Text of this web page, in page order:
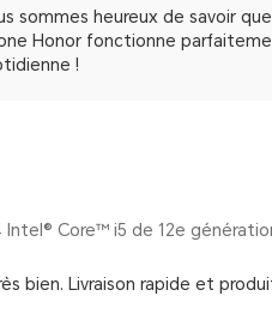
sommes heureux de savoir
Honor fonctionne
!
bien. Livraison rapide et